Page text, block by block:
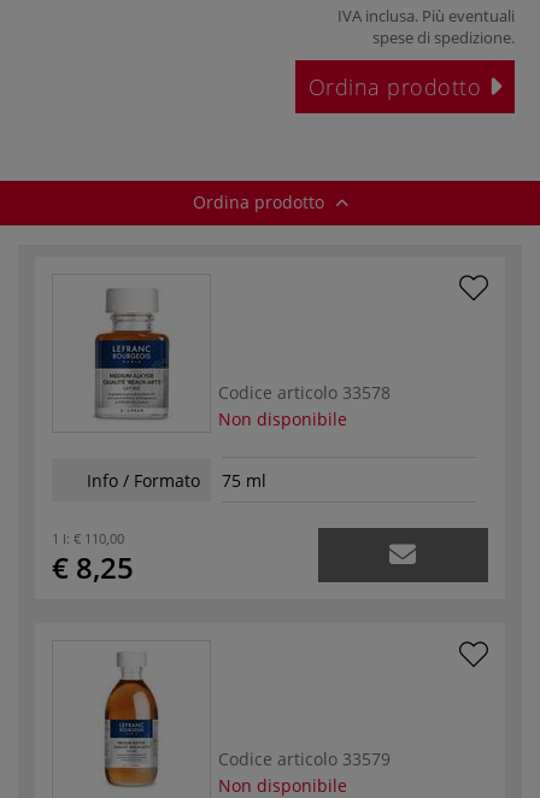
IVA inclusa. Più eventuali
spese di spedizione.
Ordina prodotto
Ordina prodotto
Codice articolo 33578
Non disponibile
Info / Formato 75 ml
1 l: € 110,00
€ 8,25
Codice articolo 33579
Non disponibile